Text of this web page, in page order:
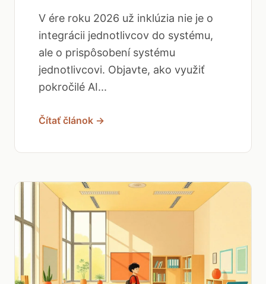
V ére roku 2026 už inklúzia nie je o
integrácii jednotlivcov do systému,
ale o prispôsobení systému
jednotlivcovi. Objavte, ako využiť
pokročilé AI...
Čítať článok →